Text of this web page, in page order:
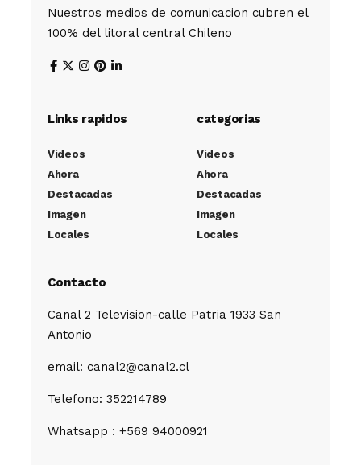
Nuestros medios de comunicacion cubren el
100% del litoral central Chileno
Links rapidos
Videos
Ahora
Destacadas
Imagen
Locales
categorias
Videos
Ahora
Destacadas
Imagen
Locales
Contacto
Canal 2 Television-calle Patria 1933 San
Antonio
email: canal2@canal2.cl
Telefono: 352214789
Whatsapp : +569 94000921